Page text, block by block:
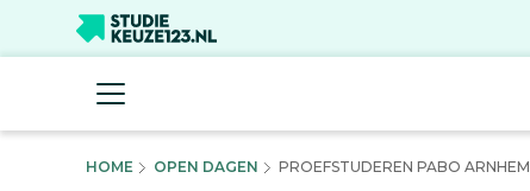
HOME OPEN DAGEN PROEFSTUDEREN PABO ARNHEM